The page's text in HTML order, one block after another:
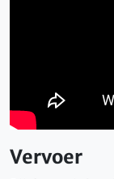
Vervoer